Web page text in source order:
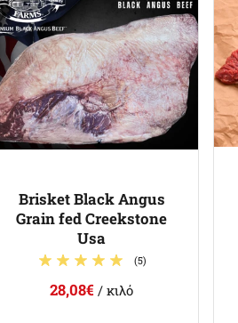
Brisket Black Angus
Grain fed Creekstone
Usa
(5)
28,08€/ κιλό